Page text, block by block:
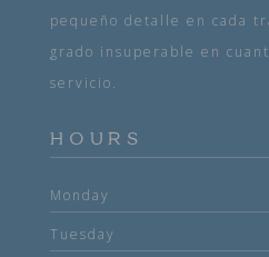
pequeño detalle en cada
grado insuperable en
servicio.
HOURS
Monday
Tuesday